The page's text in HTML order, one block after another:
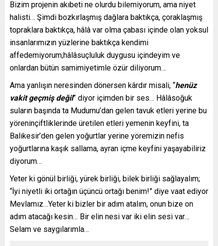
Bizim projenin akıbeti ne olurdu bilemiyorum, ama niyet
halisti… Şimdi bozkırlaşmış dağlara baktıkça, çoraklaşmış
topraklara baktıkça, hâlâ var olma çabası içinde olan yoksul
insanlarımızın yüzlerine baktıkça kendimi
affedemiyorum;hâlâsuçluluk duygusu içindeyim ve
onlardan bütün samimiyetimle özür diliyorum…
Ama yanlışın neresinden dönersen kârdır misali, “henüz
vakit geçmiş değil” diyor içimden bir ses… Hâlâsoğuk
suların başında ta Mudurnu’dan gelen tavuk etleri yerine bu
yöreninçiftliklerinde üretilen etleri yemenin keyfini, ta
Balıkesir’den gelen yoğurtlar yerine yöremizin nefis
yoğurtlarına kaşık sallama, ayran içme keyfini yaşayabiliriz
diyorum…
Yeter ki gönül birliği, yürek birliği, bilek birliği sağlayalım;
“İyi niyetli iki ortağın üçüncü ortağı benim!” diye vaat ediyor
Mevlamız…Yeter ki bizler bir adım atalım, onun bize on
adım atacağı kesin… Bir elin nesi var iki elin sesi var…
Selam ve saygılarımla…